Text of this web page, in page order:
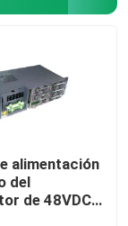
alimentación
del
de 48VDC